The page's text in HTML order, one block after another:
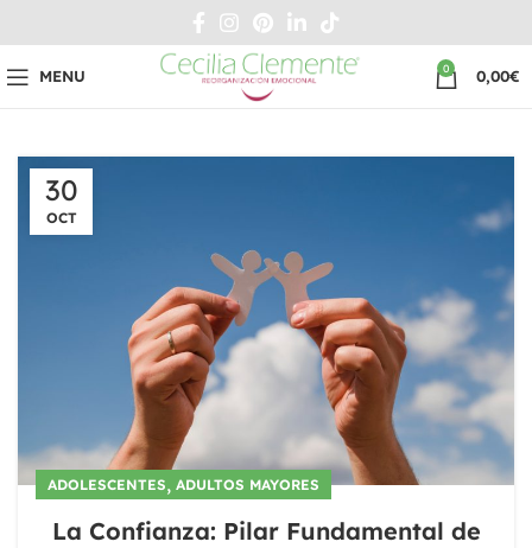
MENU 0 0,00€
30
OCT
ADOLESCENTES, ADULTOS MAYORES
La Confianza: Pilar Fundamental de